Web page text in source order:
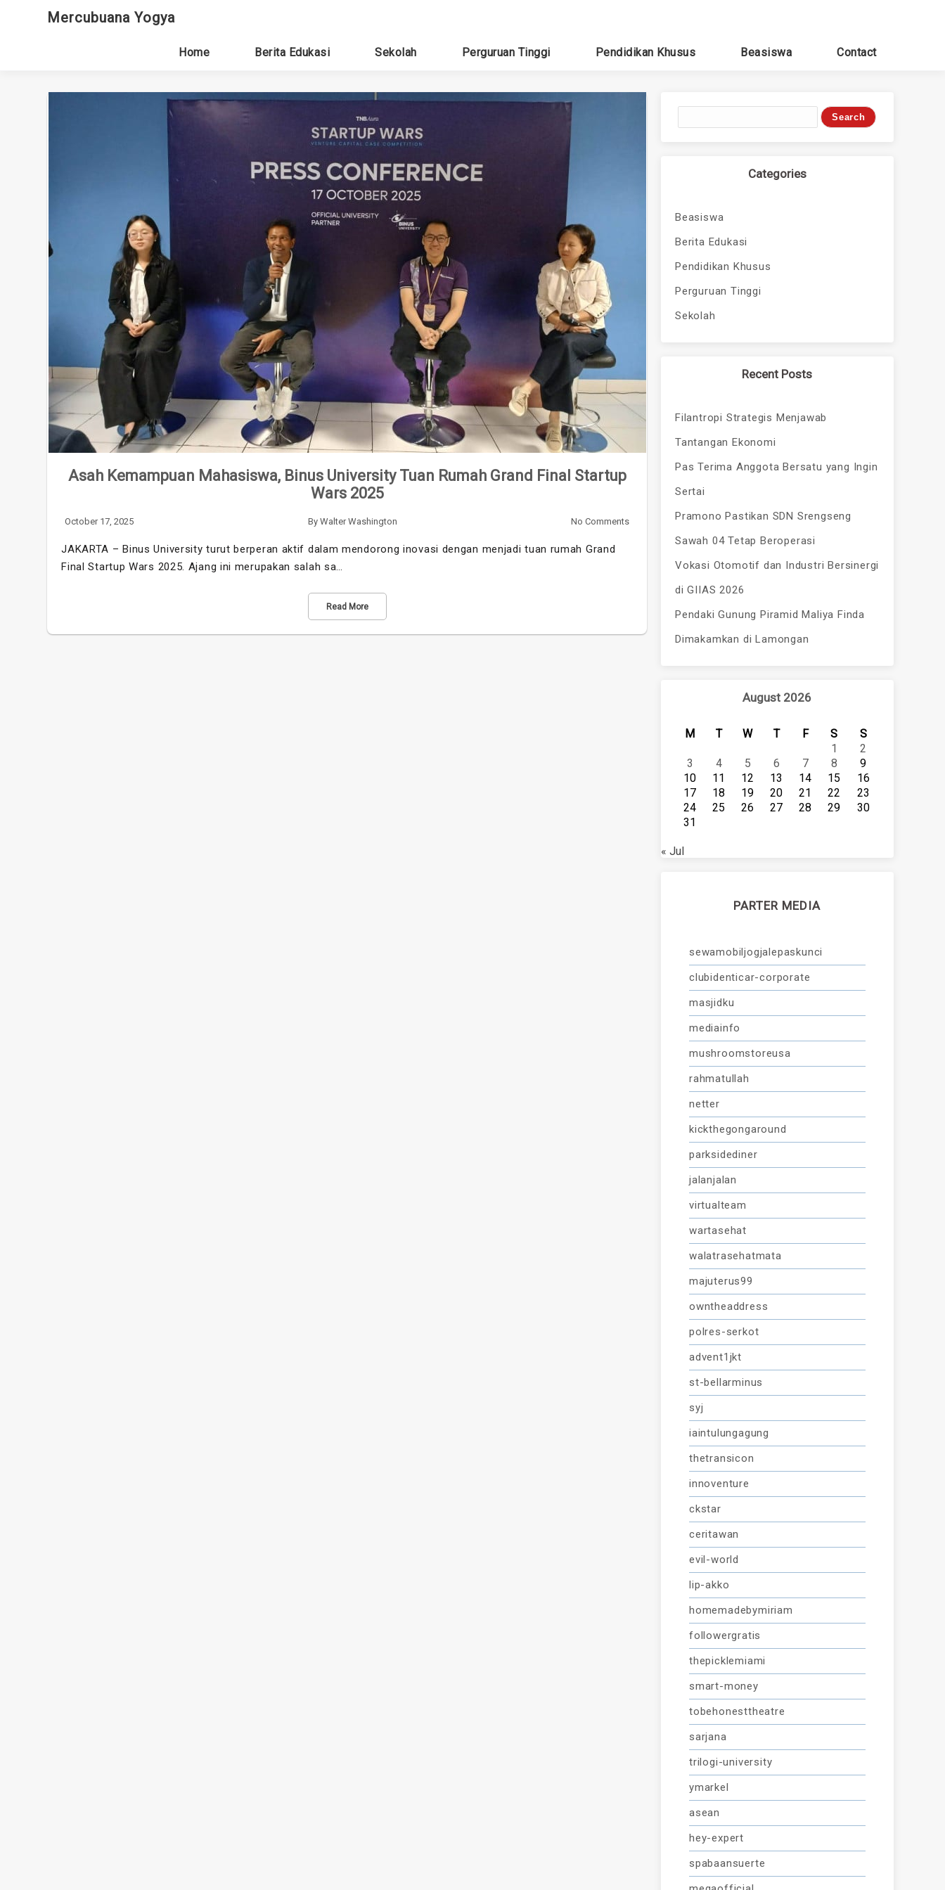
Mercubuana Yogya
Home Berita Edukasi Sekolah Perguruan Tinggi Pendidikan Khusus Beasiswa Contact
Asah Kemampuan Mahasiswa, Binus University Tuan Rumah Grand Final Startup
Wars 2025
October 17, 2025 By Walter Washington No Comments
JAKARTA – Binus University turut berperan aktif dalam mendorong inovasi dengan menjadi tuan rumah Grand
Final Startup Wars 2025. Ajang ini merupakan salah sa…
Read More
Categories
Beasiswa
Berita Edukasi
Pendidikan Khusus
Perguruan Tinggi
Sekolah
Recent Posts
Filantropi Strategis Menjawab
Tantangan Ekonomi
Pas Terima Anggota Bersatu yang Ingin
Sertai
Pramono Pastikan SDN Srengseng
Sawah 04 Tetap Beroperasi
Vokasi Otomotif dan Industri Bersinergi
di GIIAS 2026
Pendaki Gunung Piramid Maliya Finda
Dimakamkan di Lamongan
August 2026
M T W T F S
S
1
2
3
4 5 6 7 8
9
10
11 12 13 14 15
16
17
18 19 20 21 22
23
24
25 26 27 28 29
30
31
« Jul
PARTER MEDIA
sewamobiljogjalepaskunci
clubidenticar-corporate
masjidku
mediainfo
mushroomstoreusa
rahmatullah
netter
kickthegongaround
parksidediner
jalanjalan
virtualteam
wartasehat
walatrasehatmata
majuterus99
owntheaddress
polres-serkot
advent1jkt
st-bellarminus
syj
iaintulungagung
thetransicon
innoventure
ckstar
ceritawan
evil-world
lip-akko
homemadebymiriam
followergratis
thepicklemiami
smart-money
tobehonesttheatre
sarjana
trilogi-university
ymarkel
asean
hey-expert
spabaansuerte